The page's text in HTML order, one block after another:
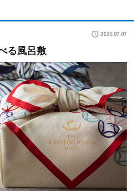
2020.07.07
る風呂敷